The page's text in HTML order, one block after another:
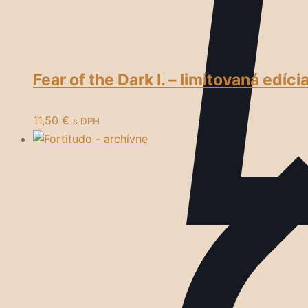
Fear of the Dark I. – limitovaná
11,50 € s DPH